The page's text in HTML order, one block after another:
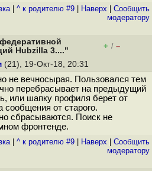
| ^ к родителю #9 Наверх
Cообщить
модератору
Hubzilla 3...."
+ / –
(21), 19-Окт-18, 20:31
не вечносырая. Пользовался тем
перебрасывает на предыдущий
или шапку профиля берет от
сообщения от старого.
сбрасываются. Поиск не
фронтенде.
| ^ к родителю #9 Наверх
Cообщить
модератору